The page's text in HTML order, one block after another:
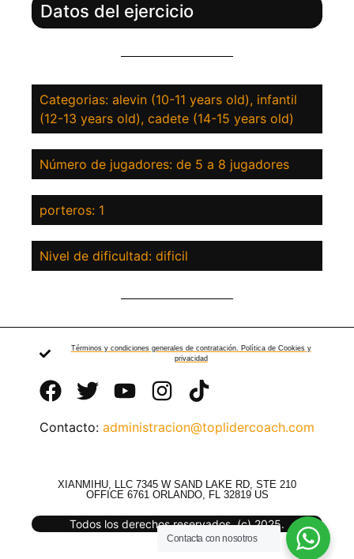
Datos del ejercicio
Categorias: alevin (10-11 years old), infantil
(12-13 years old), cadete (14-15 years old)
Número de jugadores: de 5 a 8 jugadores
porteros: 1
Nivel de dificultad: dificil
Términos y condiciones generales de contratación. Política de Cookies y
privacidad
Contacto: administracion@toplidercoach.com
XIANMIHU, LLC 7345 W SAND LAKE RD, STE 210
OFFICE 6761 ORLANDO, FL 32819 US
Todos los derechos reservados. (c) 2025.
Contacta con nosotros